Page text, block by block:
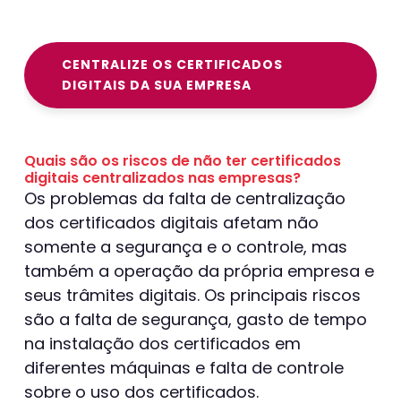
CENTRALIZE OS CERTIFICADOS
DIGITAIS DA SUA EMPRESA
Quais são os riscos de não ter certificados
digitais centralizados nas empresas?
Os problemas da falta de centralização
dos certificados digitais afetam não
somente a segurança e o controle, mas
também a operação da própria empresa e
seus trâmites digitais. Os principais riscos
são a falta de segurança, gasto de tempo
na instalação dos certificados em
diferentes máquinas e falta de controle
sobre o uso dos certificados.